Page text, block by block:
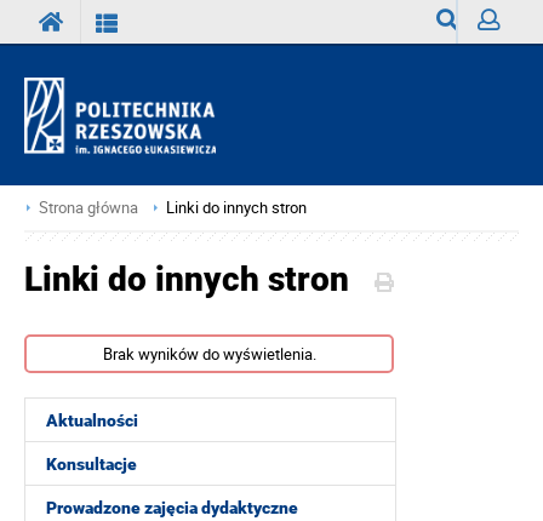
Strona główna Linki do innych stron
Aktualności
Konsultacje
Prowadzone zajęcia dydaktyczne
Linki do innych stron
Brak wyników do wyświetlenia.